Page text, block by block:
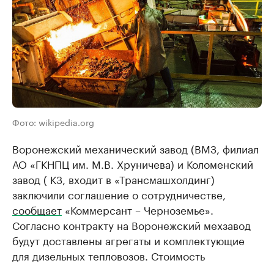
Фото: wikipedia.org
Воронежский механический завод (ВМЗ, филиал
АО «ГКНПЦ им. М.В. Хруничева) и Коломенский
завод ( КЗ, входит в «Трансмашхолдинг)
заключили соглашение о сотрудничестве,
сообщает «Коммерсант – Черноземье».
Согласно контракту на Воронежский мехзавод
будут доставлены агрегаты и комплектующие
для дизельных тепловозов. Стоимость